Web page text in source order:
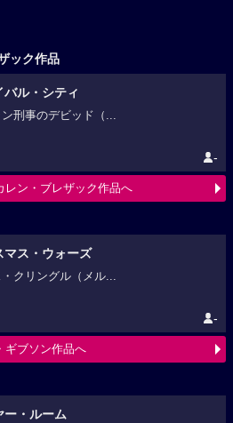
ック作品
バル・シティ
刑事のデビッド（...
-
レン・ブレザック作品へ
マス・ウォーズ
・クリングル（メル...
-
ギブソン作品へ
ー・ルーム